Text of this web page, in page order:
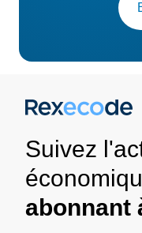
Suivez
abonnant